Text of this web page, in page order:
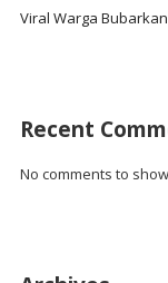
Viral Warga
Recent
No comments to